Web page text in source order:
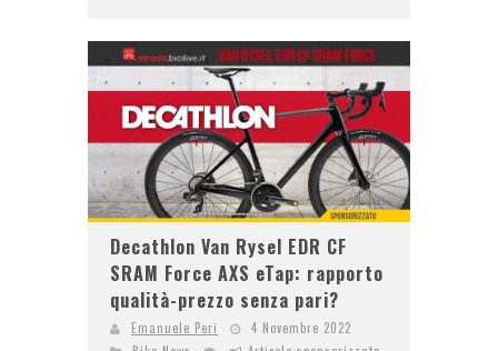
Decathlon Van Rysel EDR CF
SRAM Force AXS eTap: rapporto
qualità-prezzo senza pari?
Emanuele Peri
4 Novembre 2022